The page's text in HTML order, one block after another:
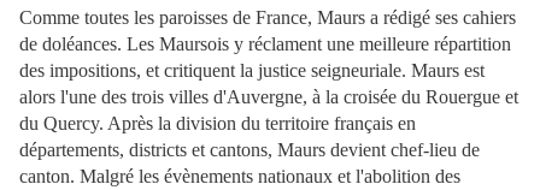
Comme toutes les paroisses de France, Maurs a rédigé ses cahiers
de doléances. Les Maursois y réclament une meilleure répartition
des impositions, et critiquent la justice seigneuriale. Maurs est
alors l'une des trois villes d'Auvergne, à la croisée du Rouergue et
du Quercy. Après la division du territoire français en
départements, districts et cantons, Maurs devient chef-lieu de
canton. Malgré les évènements nationaux et l'abolition des